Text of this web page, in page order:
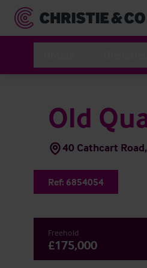
Old
40 Cathcart
Ref: 6854054
Freehold
£175,000